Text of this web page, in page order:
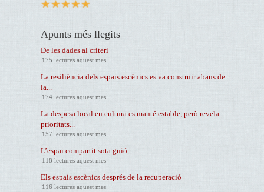
Apunts més llegits
De les dades al críteri
175 lectures aquest mes
La resiliència dels espais escènics es va construir abans de
la...
174 lectures aquest mes
La despesa local en cultura es manté estable, però revela
prioritats...
157 lectures aquest mes
L’espai compartit sota guió
118 lectures aquest mes
Els espais escènics després de la recuperació
116 lectures aquest mes